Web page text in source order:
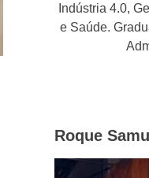
Indústria 4.0,
e Saúde.
Roque